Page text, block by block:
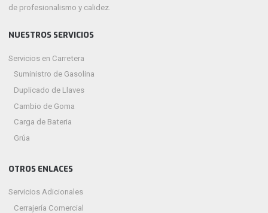
de profesionalismo y calidez.
NUESTROS SERVICIOS
Servicios en Carretera
Suministro de Gasolina
Duplicado de Llaves
Cambio de Goma
Carga de Bateria
Grúa
OTROS ENLACES
Servicios Adicionales
Cerrajería Comercial